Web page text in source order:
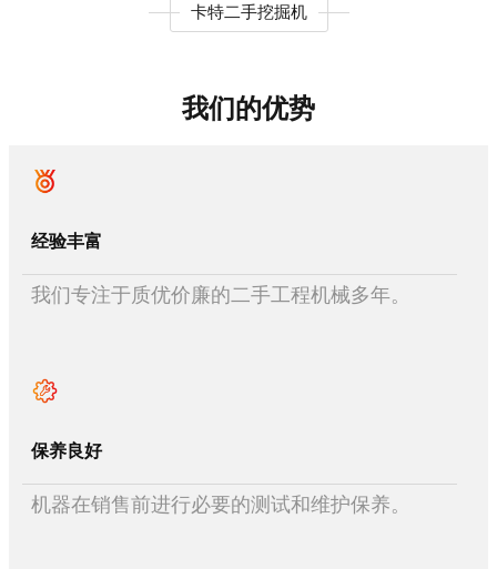
卡特二手挖掘机
我们的优势
经验丰富
我们专注于质优价廉的二手工程机械多年。
保养良好
机器在销售前进行必要的测试和维护保养。